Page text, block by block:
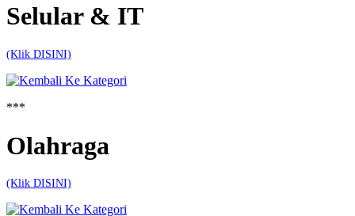
Selular & IT
(Klik DISINI)
***
Olahraga
(Klik DISINI)